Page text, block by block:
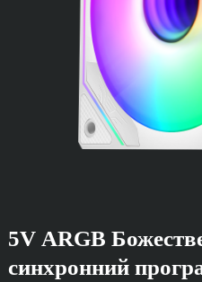
5V ARGB
синхронний